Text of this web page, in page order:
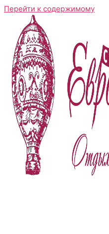
Перейти к содержимому